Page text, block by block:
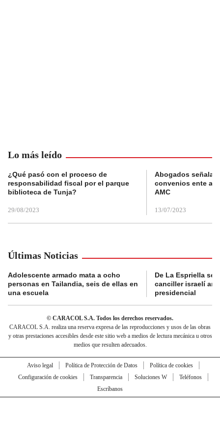
Lo más leído
¿Qué pasó con el proceso de
responsabilidad fiscal por el parque
biblioteca de Tunja?
29/08/2023
Abogados
convenios ente
AMC
13/07/2023
Últimas Noticias
Adolescente armado mata a ocho
personas en Tailandia, seis de ellas en
una escuela
De La Espriella se
canciller israelí
presidencial
© CARACOL S.A. Todos los derechos reservados.
CARACOL S.A. realiza una reserva expresa de las reproducciones y usos de las obras
y otras prestaciones accesibles desde este sitio web a medios de lectura mecánica u otros
medios que resulten adecuados.
Aviso legal Política de Protección de Datos
Política de cookies
Configuración de cookies
Transparencia Soluciones W
Teléfonos
Escríbanos